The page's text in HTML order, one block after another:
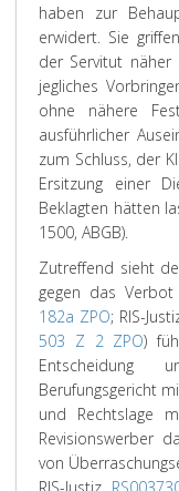
haben zur
erwidert. Sie
der Servitut näher
jegliches
ohne nähere
ausführlicher
zum Schluss, der
Ersitzung einer
Beklagten hätten
1500, ABGB).
Zutreffend sieht
gegen das Verbot
182a ZPO; RIS-
503 Z 2 ZPO)
Entscheidung
Berufungsgericht
und Rechtslage
Revisionswerber
von